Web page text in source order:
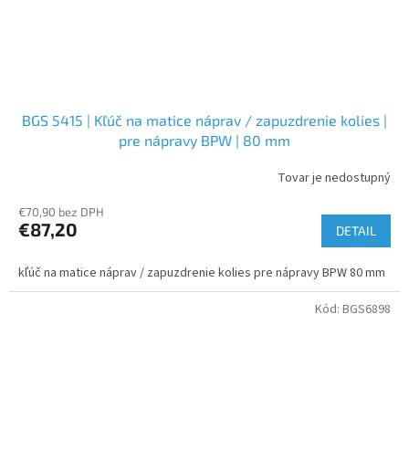
BGS 5415 | Kľúč na matice náprav / zapuzdrenie kolies |
pre nápravy BPW | 80 mm
Tovar je nedostupný
€70,90 bez DPH
€87,20 DETAIL
kľúč na matice náprav / zapuzdrenie kolies pre nápravy BPW 80 mm
Kód: BGS6898